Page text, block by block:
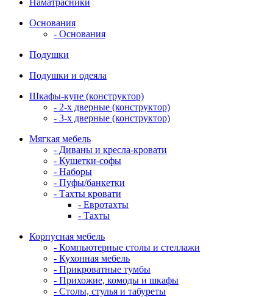
Основания
- Основания
Подушки
Подушки и одеяла
Шкафы-купе (конструктор)
- 2-х дверные (конструктор)
- 3-х дверные (конструктор)
Мягкая мебель
- Диваны и кресла-кровати
- Кушетки-софы
- Наборы
- Пуфы/банкетки
- Тахты кровати
- Евротахты
- Тахты
Корпусная мебель
- Компьютерные столы и стеллажи
- Кухонная мебель
- Прикроватные тумбы
- Прихожие, комоды и шкафы
- Столы, стулья и табуреты